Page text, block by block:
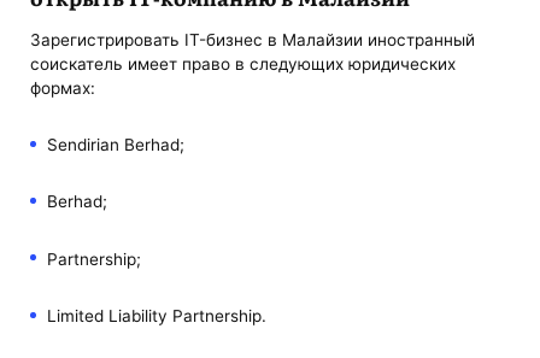
Зарегистрировать IT-бизнес в Малайзии иностранный
соискатель имеет право в следующих юридических
формах:
Sendirian Berhad;
Berhad;
Partnership;
Limited Liability Partnership.